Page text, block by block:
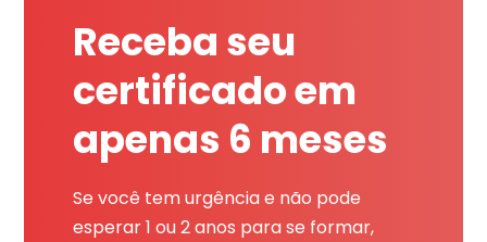
Receba seu
certificado em
apenas 6 meses
Se você tem urgência e não pode
esperar 1 ou 2 anos para se formar,